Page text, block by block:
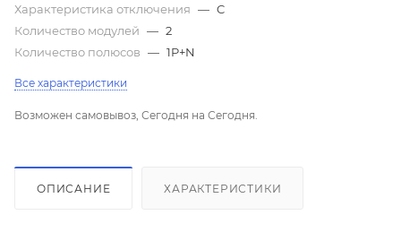
Характеристика отключения — C
Количество модулей — 2
Количество полюсов — 1P+N
Все характеристики
Возможен самовывоз, Сегодня на Сегодня.
ОПИСАНИЕ ХАРАКТЕРИСТИКИ